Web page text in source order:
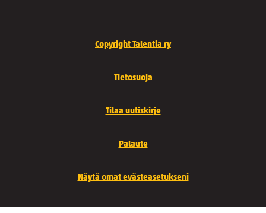
Copyright Talentia ry
Tietosuoja
Tilaa uutiskirje
Palaute
Näytä omat evästeasetukseni